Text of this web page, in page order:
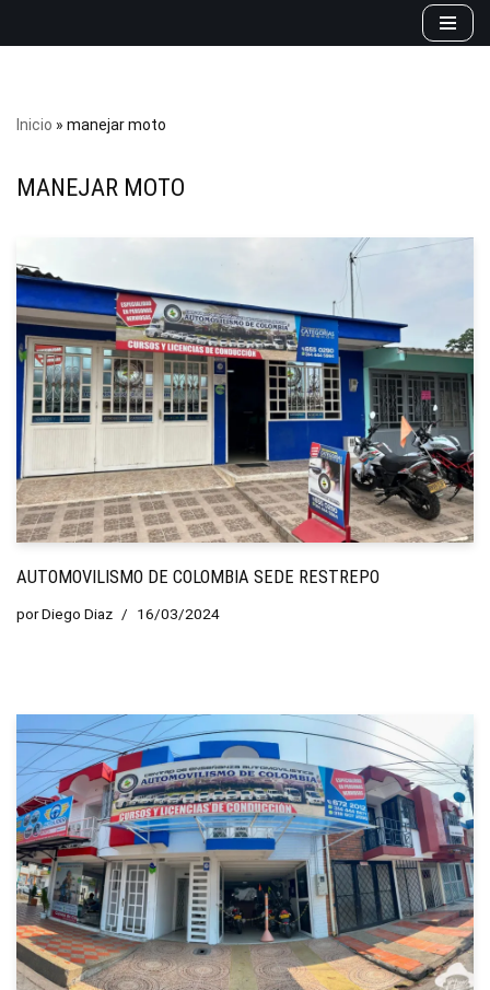
Inicio » manejar moto
MANEJAR MOTO
AUTOMOVILISMO DE COLOMBIA SEDE RESTREPO
porDiego Diaz 16/03/2024